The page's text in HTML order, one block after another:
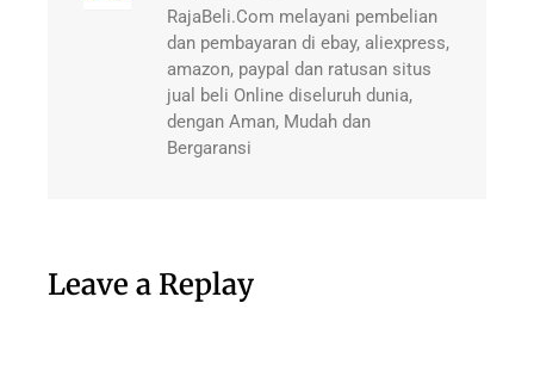
RajaBeli.Com melayani pembelian
dan pembayaran di ebay, aliexpress,
amazon, paypal dan ratusan situs
jual beli Online diseluruh dunia,
dengan Aman, Mudah dan
Bergaransi
Leave a Replay